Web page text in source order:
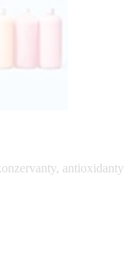
antioxidanty